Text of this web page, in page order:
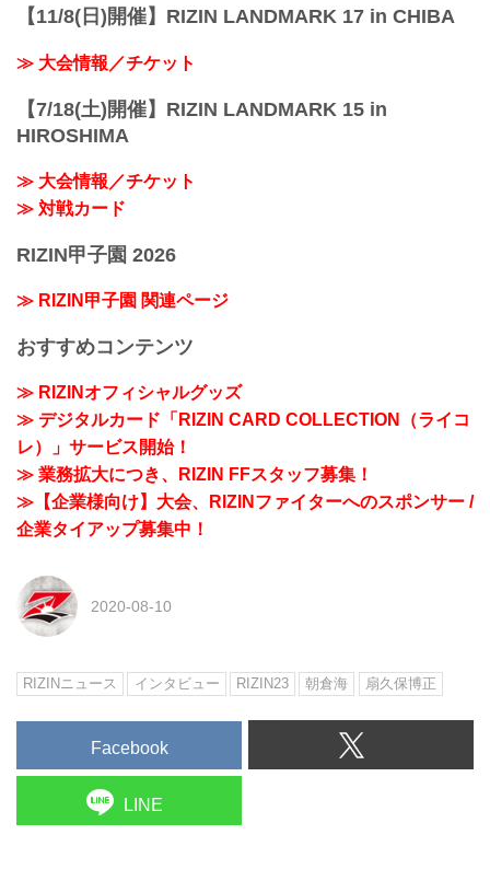
【11/8(日)開催】RIZIN LANDMARK 17 in CHIBA
≫ 大会情報／チケット
【7/18(土)開催】RIZIN LANDMARK 15 in
HIROSHIMA
≫ 大会情報／チケット
≫ 対戦カード
RIZIN甲子園 2026
≫ RIZIN甲子園 関連ページ
おすすめコンテンツ
≫ RIZINオフィシャルグッズ
≫ デジタルカード「RIZIN CARD COLLECTION（ライコ
レ）」サービス開始！
≫ 業務拡大につき、RIZIN FFスタッフ募集！
≫【企業様向け】大会、RIZINファイターへのスポンサー /
企業タイアップ募集中！
2020-08-10
RIZINニュース インタビュー RIZIN23 朝倉海 扇久保博正
Facebook
LINE